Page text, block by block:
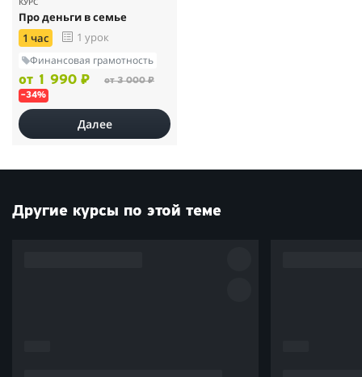
Про деньги в семье
1 час
1 урок
Финансовая грамотность
от 1 990 ₽ от 3 000 ₽
–34%
Далее
Другие курсы по этой теме